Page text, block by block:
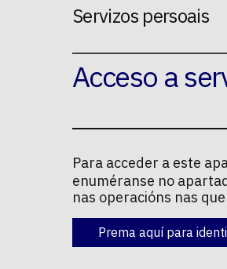
Servizos persoais
Acceso a
Para acceder a este
enuméranse no
nas operacións nas
Prema aquí para